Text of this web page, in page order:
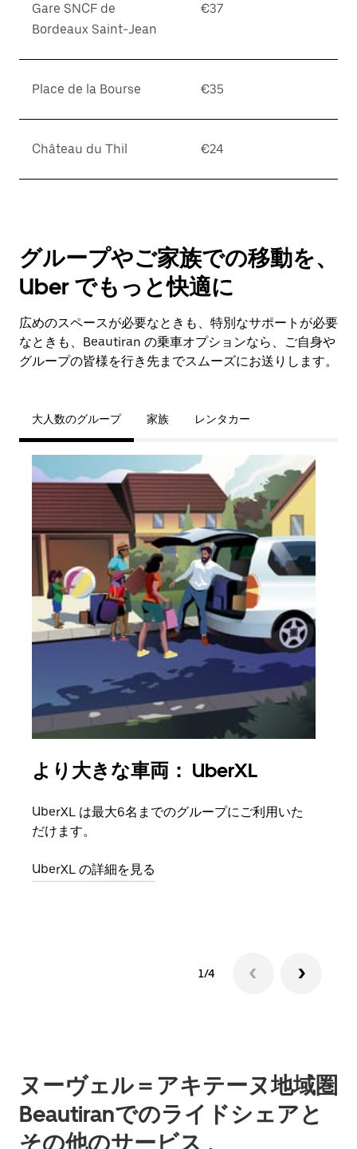
Gare SNCF de
Bordeaux Saint-Jean
€37
Place de la Bourse €35
Château du Thil €24
グループやご家族での移動を、
Uber でもっと快適に
広めのスペースが必要なときも、特別なサポートが必要
なときも、Beautiran の乗車オプションなら、ご自身や
グループの皆様を行き先までスムーズにお送りします。
大人数のグループ 家族 レンタカー
より大きな車両： UberXL
UberXL は最大6名までのグループにご利用いた
だけます。
UberXL の詳細を見る
1/4
ヌーヴェル＝アキテーヌ地域圏
Beautiranでのライドシェアと
その他のサービス 、